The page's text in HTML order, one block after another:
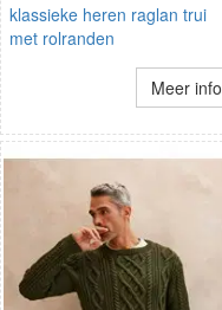
klassieke heren raglan trui
met rolranden
Meer info